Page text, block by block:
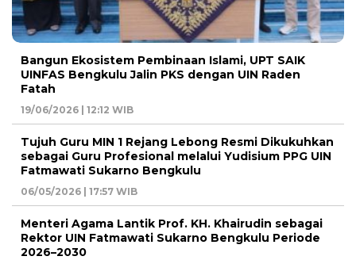
Bangun Ekosistem Pembinaan Islami, UPT SAIK
UINFAS Bengkulu Jalin PKS dengan UIN Raden
Fatah
19/06/2026 | 12:12 WIB
Tujuh Guru MIN 1 Rejang Lebong Resmi Dikukuhkan
sebagai Guru Profesional melalui Yudisium PPG UIN
Fatmawati Sukarno Bengkulu
06/05/2026 | 17:57 WIB
Menteri Agama Lantik Prof. KH. Khairudin sebagai
Rektor UIN Fatmawati Sukarno Bengkulu Periode
2026–2030